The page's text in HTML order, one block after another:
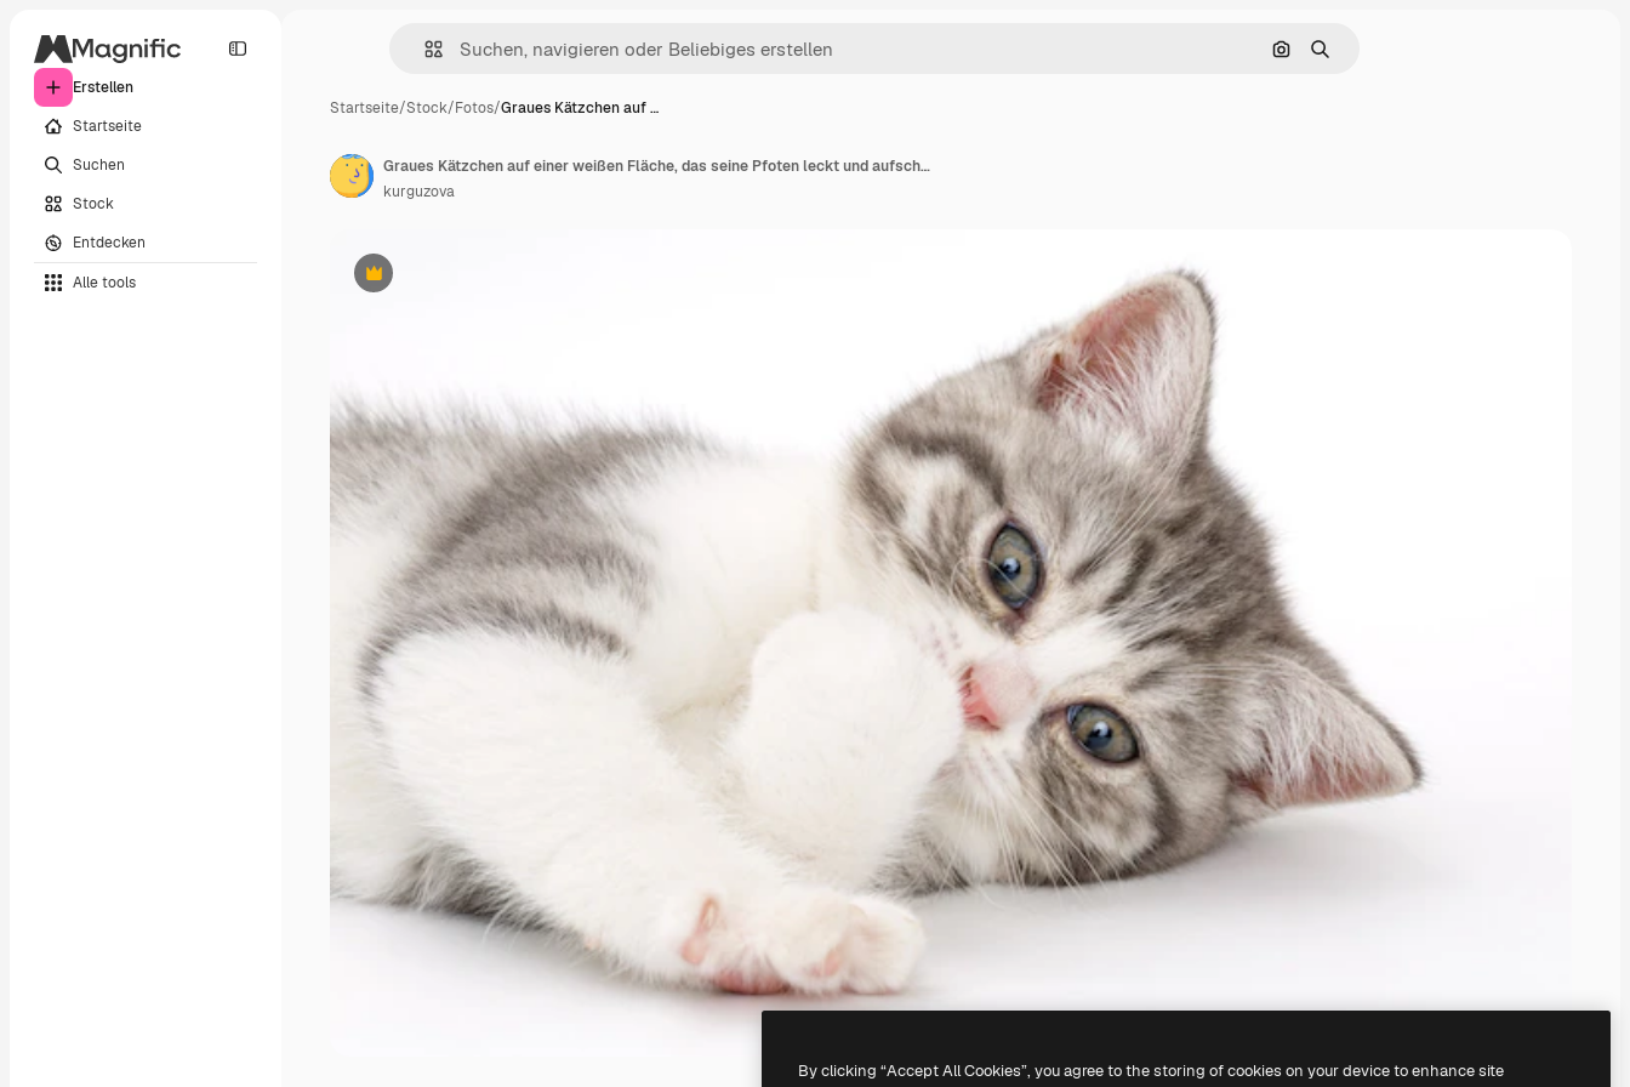
Erstellen
Startseite
Suchen
Stock
Entdecken
Alle tools
Nach Bild suchen
Suchen
Startseite/Stock/Fotos/Graues Kätzchen auf …
Premium
Graues Kätzchen auf einer weißen Fläche, das seine Pfoten leckt und aufschaut
kurguzova
By clicking “Accept All Cookies”, you agree to the storing of cookies on your device to enhance site